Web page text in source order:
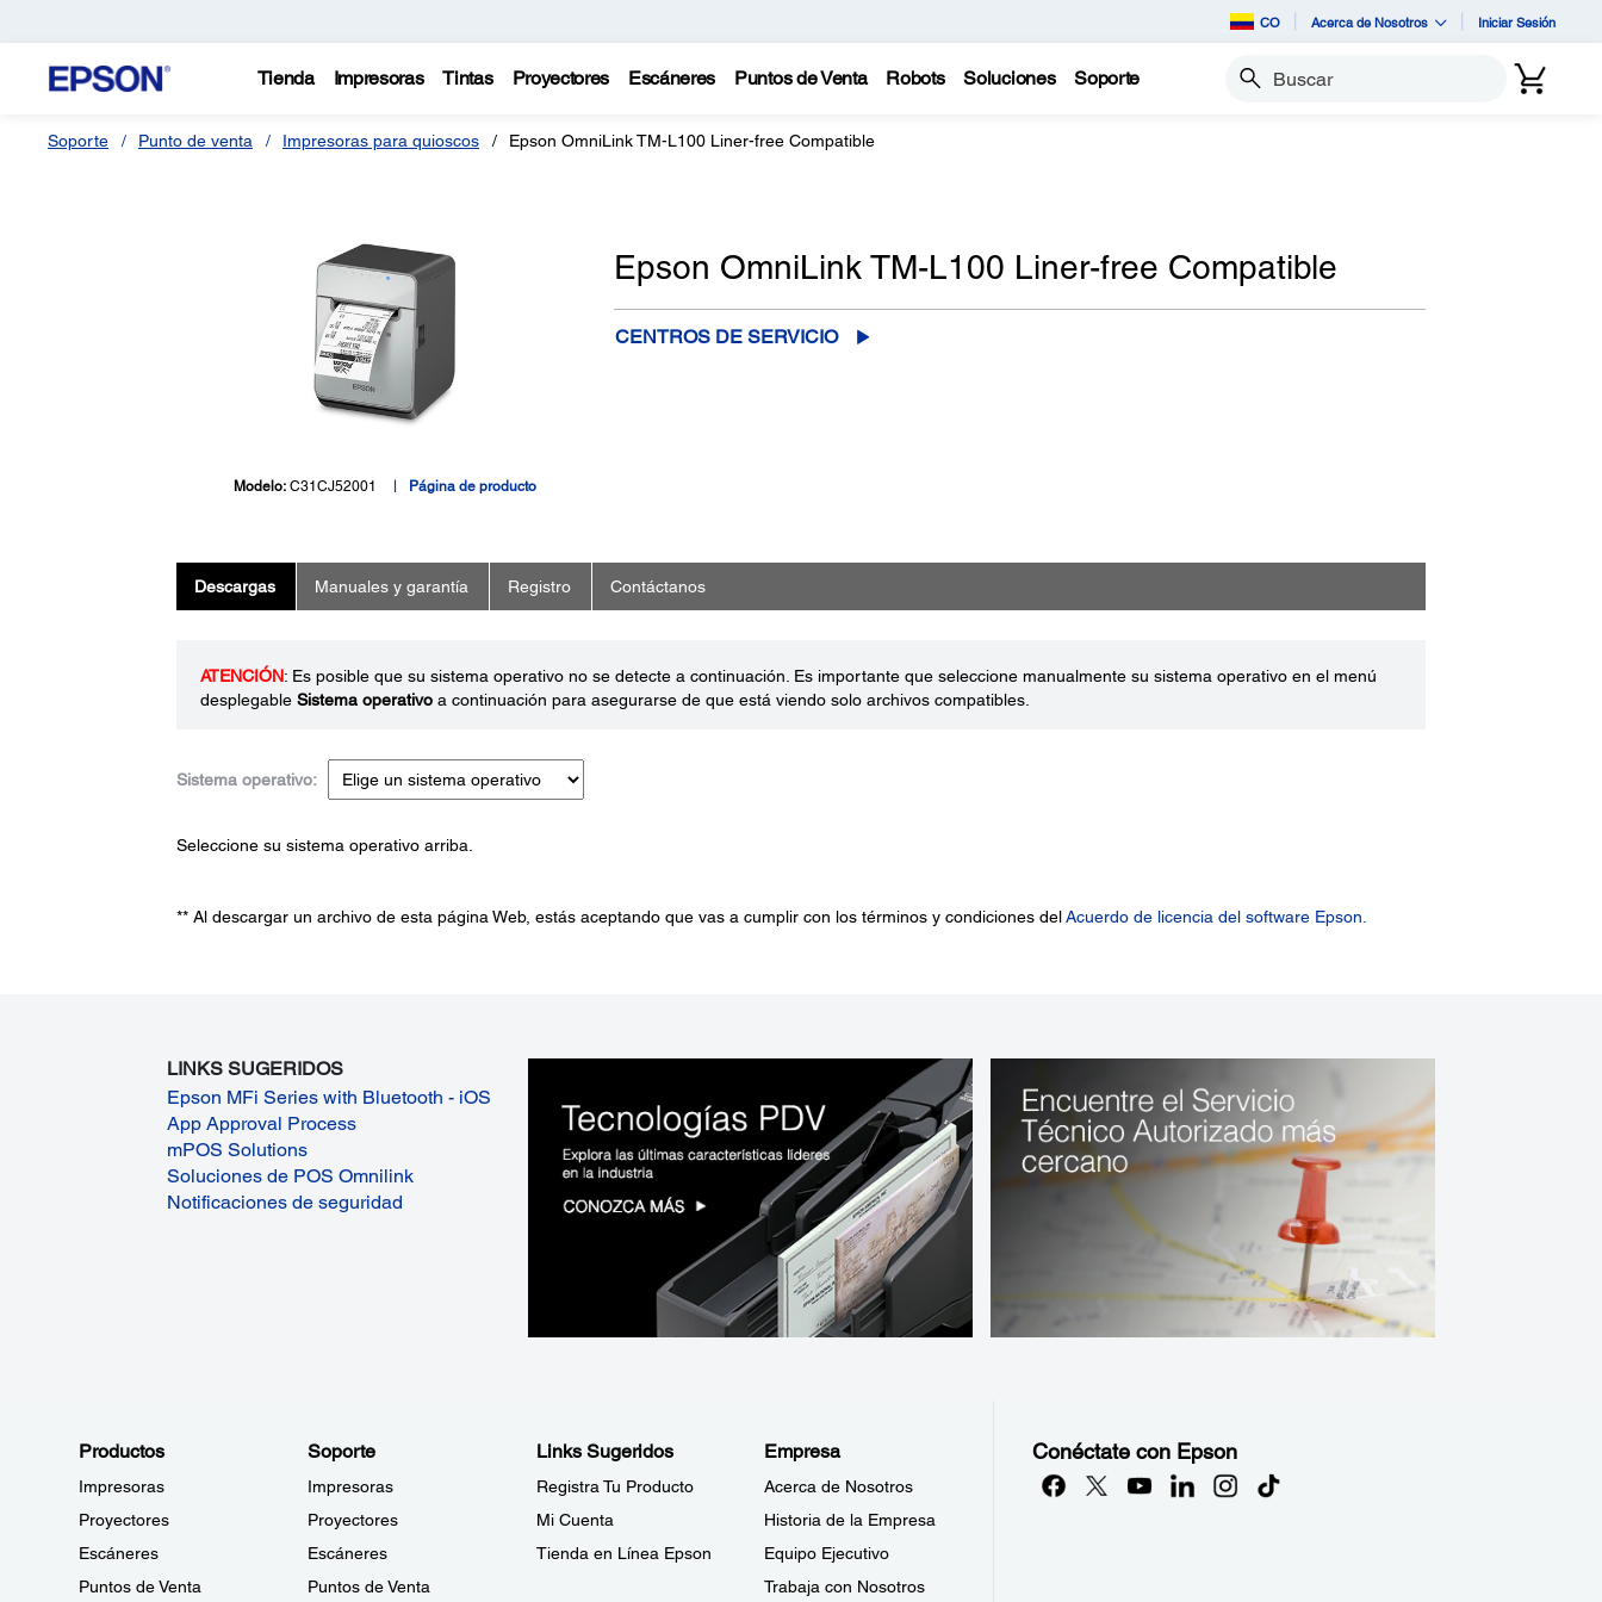
CO Acerca de Nosotros Iniciar Sesión
Tienda Impresoras Tintas Proyectores Escáneres Puntos de Venta Robots Soluciones Soporte Buscar
Soporte Punto de venta Impresoras para quioscos Epson OmniLink TM-L100 Liner-free Compatible
Modelo: C31CJ52001 Página de producto
Epson OmniLink TM-L100 Liner-free Compatible
CENTROS DE SERVICIO
Descargas Manuales y garantía Registro Contáctanos
ATENCIÓN: Es posible que su sistema operativo no se detecte a continuación. Es importante que seleccione manualmente su sistema operativo en el menú
desplegable Sistema operativoa continuación para asegurarse de que está viendo solo archivos compatibles.
Sistema operativo:
Seleccione su sistema operativo arriba.
** Al descargar un archivo de esta página Web, estás aceptando que vas a cumplir con los términos y condiciones delAcuerdo de licencia del software Epson.
LINKS SUGERIDOS
Epson MFi Series with Bluetooth - iOS
App Approval Process
mPOS Solutions
Soluciones de POS Omnilink
Notificaciones de seguridad
Productos
Impresoras
Proyectores
Escáneres
Puntos de Venta
Soporte
Impresoras
Proyectores
Escáneres
Puntos de Venta
Links Sugeridos
Registra Tu Producto
Mi Cuenta
Tienda en Línea Epson
Empresa
Acerca de Nosotros
Historia de la Empresa
Equipo Ejecutivo
Trabaja con Nosotros
Conéctate con Epson